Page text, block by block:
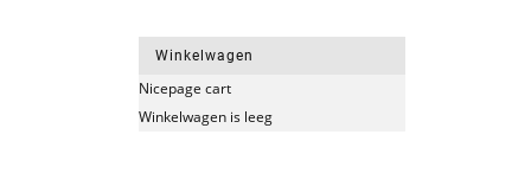
Winkelwagen
Nicepage cart
Winkelwagen is leeg